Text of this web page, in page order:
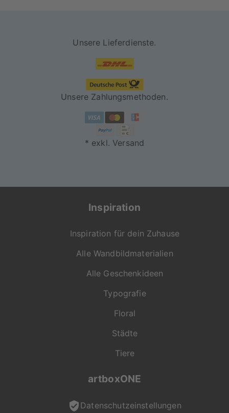
Kalendarium mit Monat als Zahl, Tag als
Zahl und Kalenderwoche
"On Demand" für dich
Liebe zum Detail
persönliches
gewohnt hohen
artboxONE.
Falls du Fragen zu
Motiv, Produkt oder
Kundenservice gerne
unterstützt dich bei
deiner Auswahl.
Fr von 08:00 - 20:00
- 20:00 Uhr unter +49
Unsere Lieferdienste.
Unsere Zahlungsmethoden.
* exkl. Versand
Inspiration
Inspiration für dein Zuhause
Alle Wandbildmaterialien
Alle Geschenkideen
Typografie
Floral
Städte
Tiere
artboxONE
Datenschutzeinstellungen